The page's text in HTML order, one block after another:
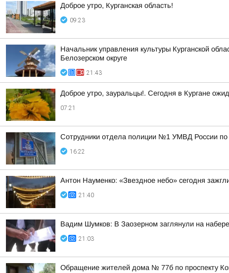
Доброе утро, Курганская область!
09:23
Начальник управления культуры Курганской
Белозерском округе
21:43
Доброе утро, зауральцы!. Сегодня в Кургане
07:21
Сотрудники отдела полиции №1 УМВД России по
16:22
Антон Науменко: «Звездное небо» сегодня
21:40
Вадим Шумков: В Заозерном заглянули на
21:03
Обращение жителей дома № 77б по проспекту